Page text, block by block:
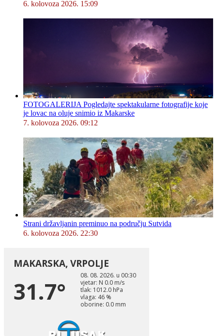
6. kolovoza 2026. 15:09
FOTOGALERIJA Pogledajte spektakularne fotografije koje
je lovac na oluje snimio iz Makarske
7. kolovoza 2026. 09:12
Strani državljanin preminuo na području Sutvida
6. kolovoza 2026. 22:30